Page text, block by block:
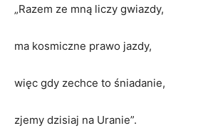
„Razem ze mną liczy gwiazdy,
ma kosmiczne prawo jazdy,
więc gdy zechce to śniadanie,
zjemy dzisiaj na Uranie”.